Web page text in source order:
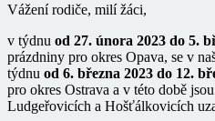
Vážení rodiče, milí žáci,
v týdnu od 27. února 2023 do 5.
prázdniny pro okres Opava, se v
týdnu od 6. března 2023 do 12.
pro okres Ostrava a v této době
Ludgeřovicích a Hošťálkovicích